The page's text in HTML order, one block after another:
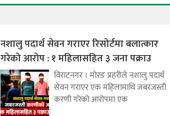
नशालु पदार्थ सेवन गराएर रिसोर्टमा बलात्कार
गरेको आरोप : १ महिलासहित ३ जना पक्राउ
विराटनगर । मोरङ प्रहरीले नशालु पदार्थ
सेवन गराएर एक महिलामाथि जबरजस्ती
करणी गरेको आरोपमा एक